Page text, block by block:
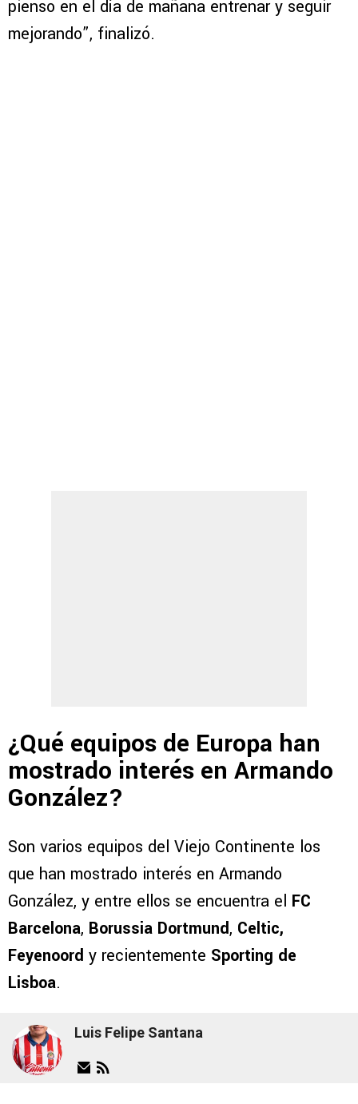
pienso en el día de mañana entrenar y seguir
mejorando”, finalizó.
¿Qué equipos de Europa han
mostrado interés en Armando
González?
Son varios equipos del Viejo Continente los
que han mostrado interés en Armando
González, y entre ellos se encuentra el FC
Barcelona, Borussia Dortmund, Celtic,
Feyenoord y recientemente Sporting de
Lisboa.
Luis Felipe Santana